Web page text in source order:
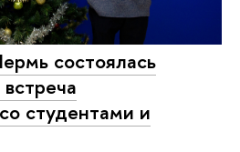
состоялась
студентами и